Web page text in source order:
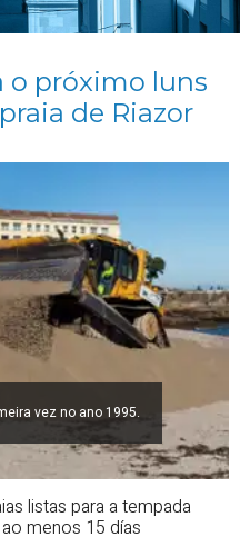
o próximo luns
de Riazor
vez no ano 1995.
listas para a tempada
menos 15 días